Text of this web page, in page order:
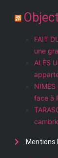
FAIT
une
ALÈS
face à
Mentions